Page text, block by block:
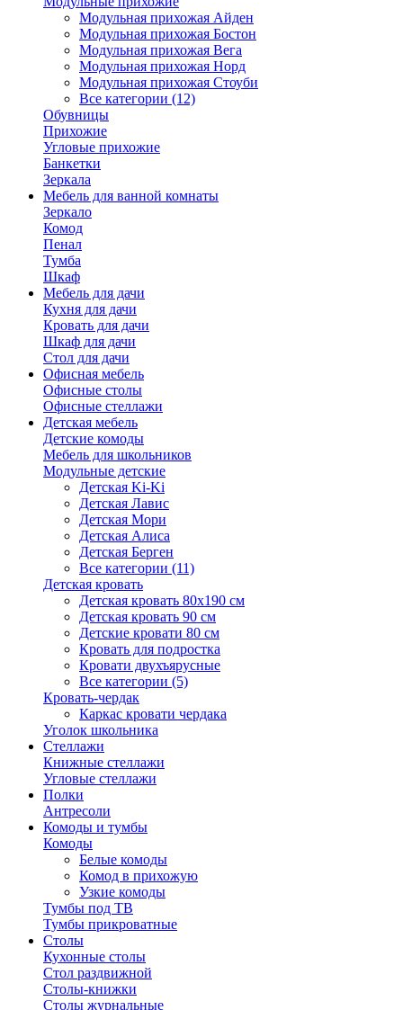
Модульная прихожая Айден
Модульная прихожая Бостон
Модульная прихожая Вега
Модульная прихожая Норд
Модульная прихожая Стоуби
Все категории (12)
Обувницы
Прихожие
Угловые прихожие
Банкетки
Зеркала
Мебель для ванной комнаты
Зеркало
Комод
Пенал
Тумба
Шкаф
Мебель для дачи
Кухня для дачи
Кровать для дачи
Шкаф для дачи
Стол для дачи
Офисная мебель
Офисные столы
Офисные стеллажи
Детская мебель
Детские комоды
Мебель для школьников
Модульные детские
Детская Ki-Ki
Детская Лавис
Детская Мори
Детская Алиса
Детская Берген
Все категории (11)
Детская кровать
Детская кровать 80х190 см
Детская кровать 90 см
Детские кровати 80 см
Кровать для подростка
Кровати двухъярусные
Все категории (5)
Кровать-чердак
Каркас кровати чердака
Уголок школьника
Стеллажи
Книжные стеллажи
Угловые стеллажи
Полки
Антресоли
Комоды и тумбы
Комоды
Белые комоды
Комод в прихожую
Узкие комоды
Тумбы под ТВ
Тумбы прикроватные
Столы
Кухонные столы
Стол раздвижной
Столы-книжки
Столы журнальные